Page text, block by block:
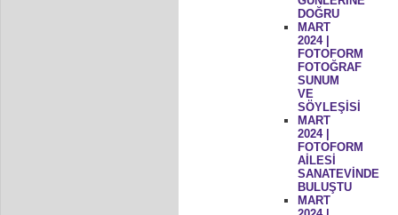
DOĞRU
MART
2024 |
FOTOFORM
FOTOĞRAF
SUNUM
VE
SÖYLEŞİSİ
MART
2024 |
FOTOFORM
AİLESİ
SANATEVİNDE
BULUŞTU
MART